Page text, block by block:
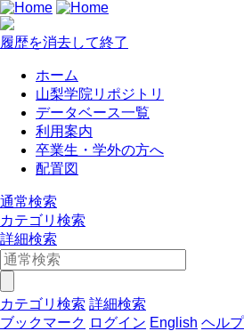
履歴を消去して終了
ホーム
山梨学院リポジトリ
データベース一覧
利用案内
卒業生・学外の方へ
配置図
通常検索
カテゴリ検索
詳細検索
カテゴリ検索 詳細検索
ブックマーク ログイン English ヘルプ